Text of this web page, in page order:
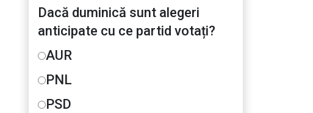
Dacă duminică sunt alegeri
anticipate cu ce partid votați?
AUR
PNL
PSD